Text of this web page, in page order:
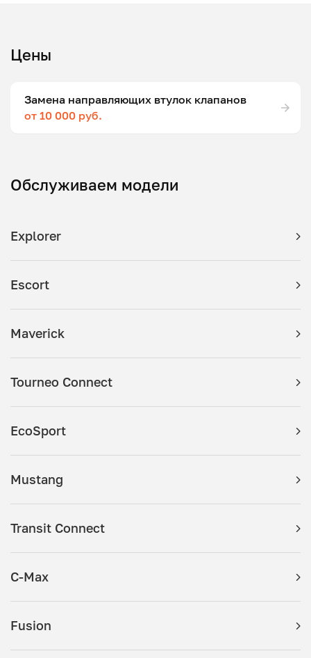
Цены
Замена направляющих втулок клапанов
от 10 000 руб.
Обслуживаем модели
Explorer
Escort
Maverick
Tourneo Connect
EcoSport
Mustang
Transit Connect
C-Max
Fusion